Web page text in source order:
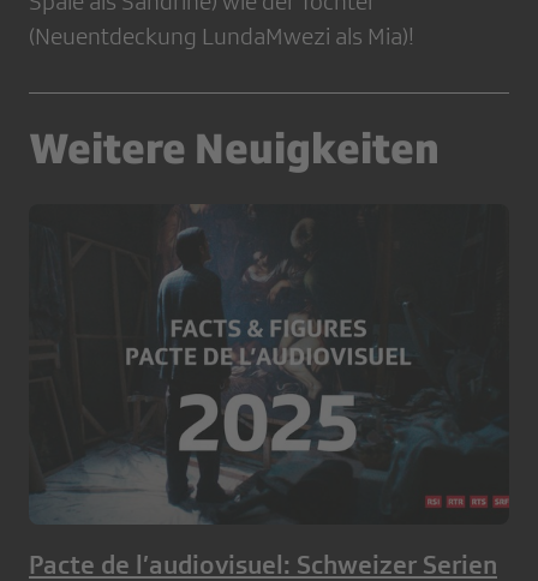
(Neuentdeckung LundaMwezi als Mia)!
Weitere Neuigkeiten
Pacte de l’audiovisuel: Schweizer Serien